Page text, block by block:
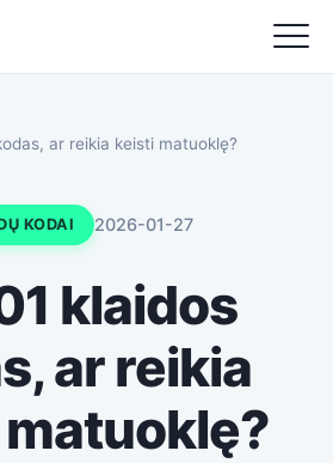
ar reikia keisti matuoklę?
KODAI 2026-01-27
klaidos
ar reikia